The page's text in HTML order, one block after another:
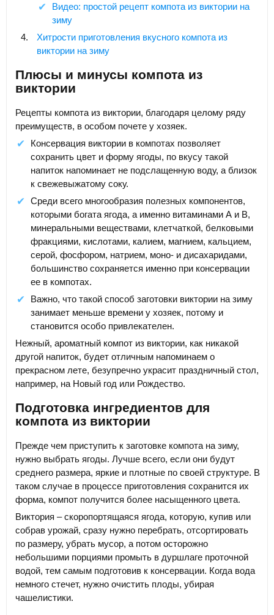
Видео: простой рецепт компота из виктории на
зиму
Хитрости приготовления вкусного компота из
виктории на зиму
Плюсы и минусы компота из
виктории
Рецепты компота из виктории, благодаря целому ряду
преимуществ, в особом почете у хозяек.
Консервация виктории в компотах позволяет
сохранить цвет и форму ягоды, по вкусу такой
напиток напоминает не подслащенную воду, а близок
к свежевыжатому соку.
Среди всего многообразия полезных компонентов,
которыми богата ягода, а именно витаминами А и В,
минеральными веществами, клетчаткой, белковыми
фракциями, кислотами, калием, магнием, кальцием,
серой, фосфором, натрием, моно- и дисахаридами,
большинство сохраняется именно при консервации
ее в компотах.
Важно, что такой способ заготовки виктории на зиму
занимает меньше времени у хозяек, потому и
становится особо привлекателен.
Нежный, ароматный компот из виктории, как никакой
другой напиток, будет отличным напоминаем о
прекрасном лете, безупречно украсит праздничный стол,
например, на Новый год или Рождество.
Подготовка ингредиентов для
компота из виктории
Прежде чем приступить к заготовке компота на зиму,
нужно выбрать ягоды. Лучше всего, если они будут
среднего размера, яркие и плотные по своей структуре. В
таком случае в процессе приготовления сохранится их
форма, компот получится более насыщенного цвета.
Виктория – скоропортящаяся ягода, которую, купив или
собрав урожай, сразу нужно перебрать, отсортировать
по размеру, убрать мусор, а потом осторожно
небольшими порциями промыть в дуршлаге проточной
водой, тем самым подготовив к консервации. Когда вода
немного стечет, нужно очистить плоды, убирая
чашелистики.